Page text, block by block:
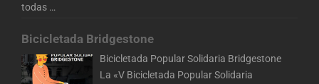
todas …
Bicicletada Bridgestone
Bicicletada Popular Solidaria Bridgestone
La «V Bicicletada Popular Solidaria